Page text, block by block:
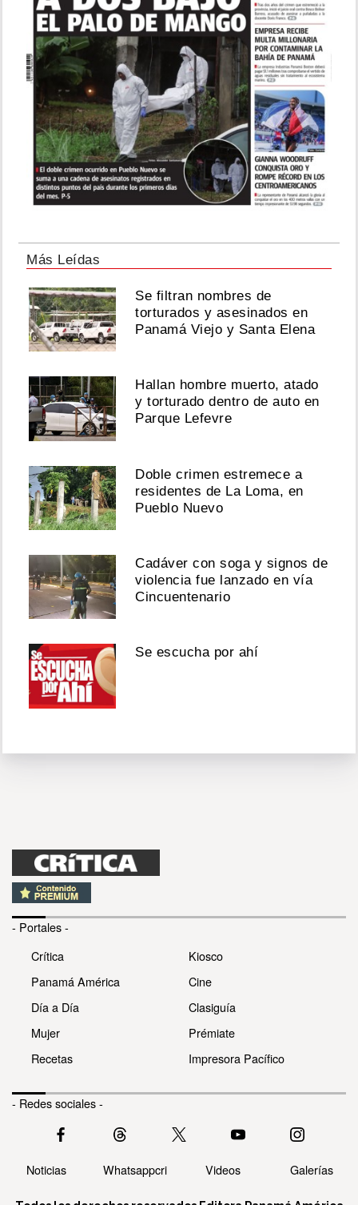
Más Leídas
Se filtran nombres de
torturados y asesinados en
Panamá Viejo y Santa Elena
Hallan hombre muerto, atado
y torturado dentro de auto en
Parque Lefevre
Doble crimen estremece a
residentes de La Loma, en
Pueblo Nuevo
Cadáver con soga y signos de
violencia fue lanzado en vía
Cincuentenario
Se escucha por ahí
- Portales -
Crítica
Panamá América
Día a Día
Mujer
Recetas
Kiosco
Cine
Clasiguía
Prémiate
Impresora Pacífico
- Redes sociales -
Noticias Whatsappcri Videos Galerías